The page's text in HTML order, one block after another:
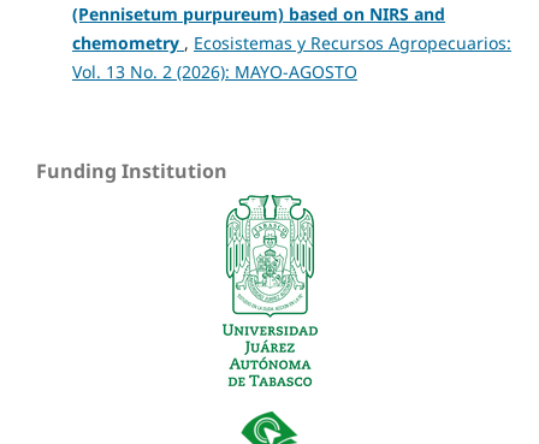
(Pennisetum purpureum) based on NIRS and
chemometry , Ecosistemas y Recursos Agropecuarios:
Vol. 13 No. 2 (2026): MAYO-AGOSTO
Funding Institution